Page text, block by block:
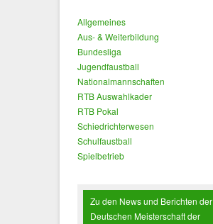
Allgemeines
Aus- & Weiterbildung
Bundesliga
Jugendfaustball
Nationalmannschaften
RTB Auswahlkader
RTB Pokal
Schiedrichterwesen
Schulfaustball
Spielbetrieb
Zu den News und Berichten der
Deutschen Meisterschaft der